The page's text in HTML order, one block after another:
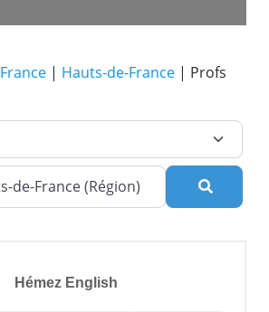
France | Hauts-de-France | Profs
Hémez English